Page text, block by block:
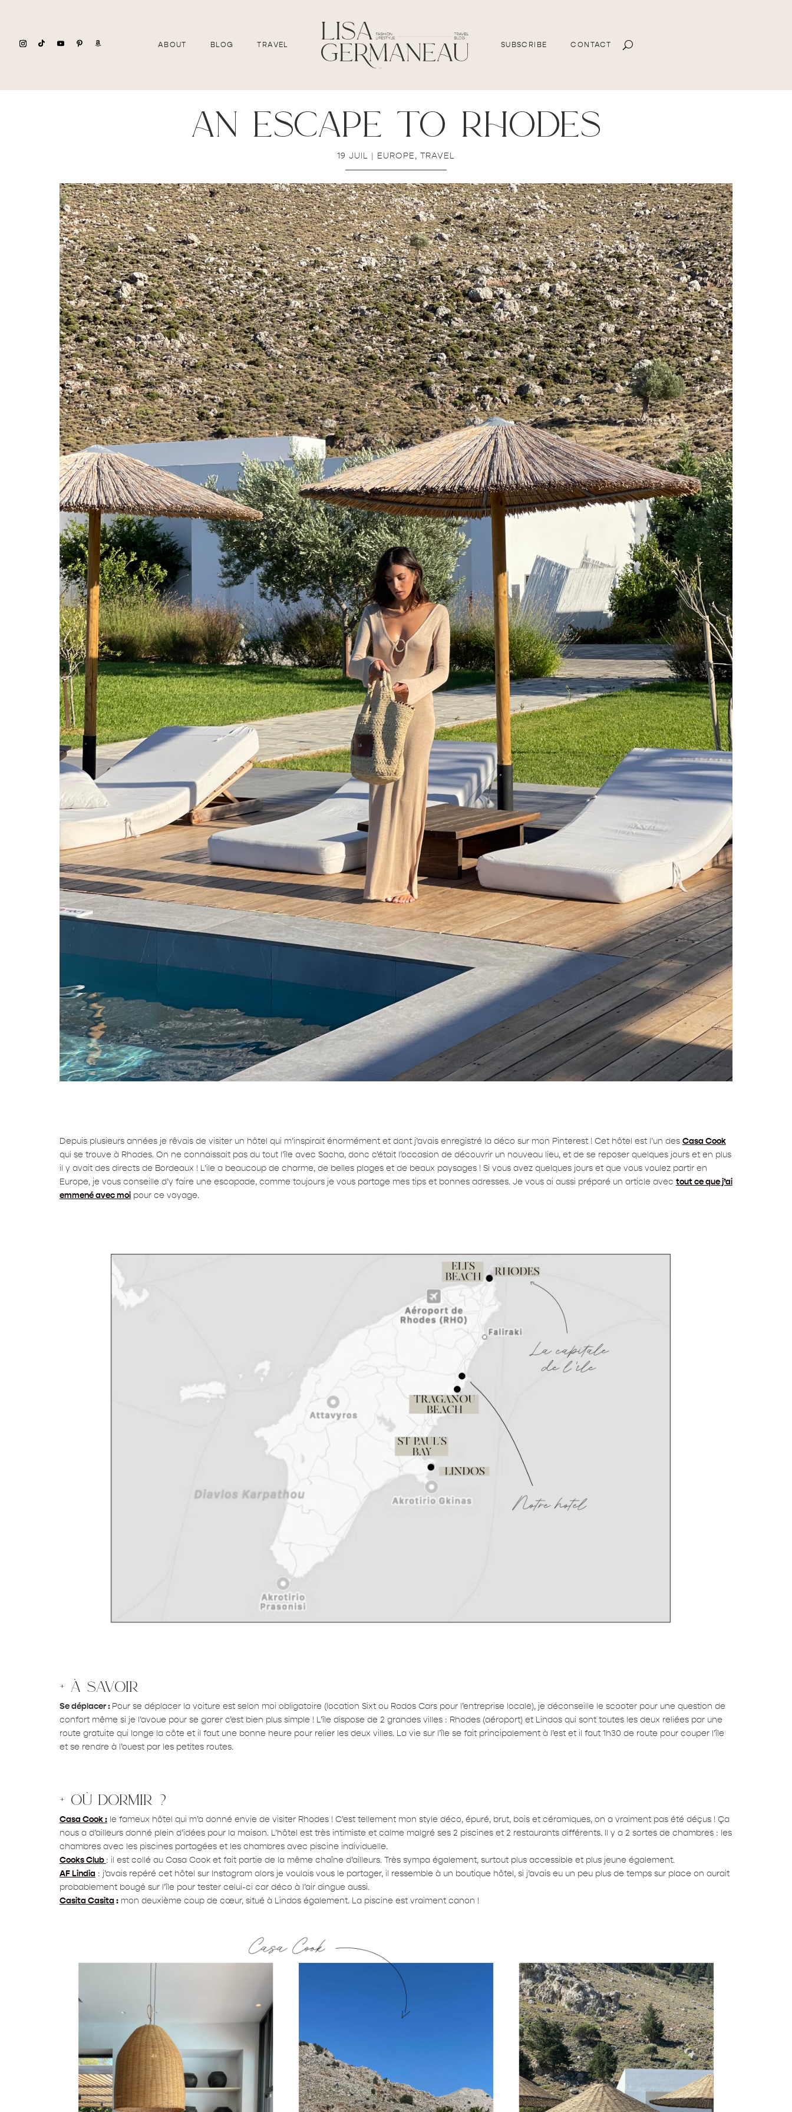
ABOUT BLOG TRAVEL SUBSCRIBE CONTACT
an escape to rhodes
19 JUIL | EUROPE, TRAVEL
Depuis plusieurs années je rêvais de visiter un hôtel qui m’inspirait énormément et dont j’avais enregistré la déco sur mon Pinterest ! Cet hôtel est l’un des Casa Cook
qui se trouve à Rhodes. On ne connaissait pas du tout l’île avec Sacha, donc c’était l’occasion de découvrir un nouveau lieu, et de se reposer quelques jours et en plus
il y avait des directs de Bordeaux ! L’ile a beaucoup de charme, de belles plages et de beaux paysages ! Si vous avez quelques jours et que vous voulez partir en
Europe, je vous conseille d’y faire une escapade, comme toujours je vous partage mes tips et bonnes adresses. Je vous ai aussi préparé un article avec tout ce que j’ai
emmené avec moipour ce voyage.
+ à savoir
Se déplacer : Pour se déplacer la voiture est selon moi obligatoire (location Sixt ou Rodos Cars pour l’entreprise locale), je déconseille le scooter pour une question de
confort même si je l’avoue pour se garer c’est bien plus simple ! L’île dispose de 2 grandes villes : Rhodes (aéroport) et Lindos qui sont toutes les deux reliées par une
route gratuite qui longe la côte et il faut une bonne heure pour relier les deux villes. La vie sur l’île se fait principalement à l’est et il faut 1h30 de route pour couper l’île
et se rendre à l’ouest par les petites routes.
+ où dormir ?
Casa Cook :le fameux hôtel qui m’a donné envie de visiter Rhodes ! C’est tellement mon style déco, épuré, brut, bois et céramiques, on a vraiment pas été déçus ! Ça
nous a d’ailleurs donné plein d’idées pour la maison. L’hôtel est très intimiste et calme malgré ses 2 piscines et 2 restaurants différents. Il y a 2 sortes de chambres : les
chambres avec les piscines partagées et les chambres avec piscine individuelle.
Cooks Club : il est collé au Casa Cook et fait partie de la même chaîne d’ailleurs. Très sympa également, surtout plus accessible et plus jeune également.
AF Lindia : j’avais repéré cet hôtel sur Instagram alors je voulais vous le partager, il ressemble à un boutique hôtel, si j’avais eu un peu plus de temps sur place on aurait
probablement bougé sur l’île pour tester celui-ci car déco à l’air dingue aussi.
Casita Casita :mon deuxième coup de cœur, situé à Lindos également. La piscine est vraiment canon !